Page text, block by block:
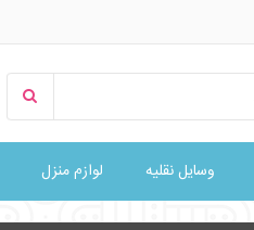
وسایل نقلیه لوازم منزل